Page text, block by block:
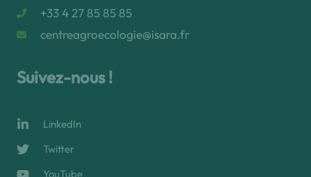
+33 4 27 85 85 85
centreagroecologie@isara.fr
Suivez-nous !
LinkedIn
Twitter
YouTube